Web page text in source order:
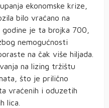
ekonomske krize,
bilo vraćano na
je ta brojka 700,
nemogućnosti
na čak više hiljada.
na lizing tržištu
što je prilično
vraćenih i oduzetih
lica.